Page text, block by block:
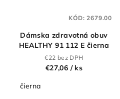
Dámska zdravotná obuv
HEALTHY 91 112 E čierna
€22 bez DPH
€27,06 / ks
čierna
KÓD:2679.00